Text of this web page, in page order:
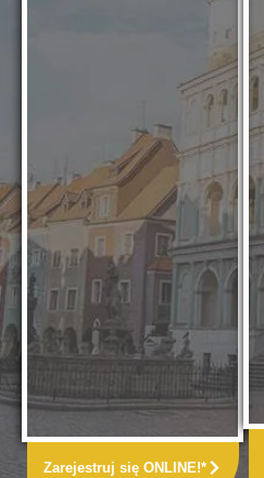
Zarejestruj się ONLINE!*